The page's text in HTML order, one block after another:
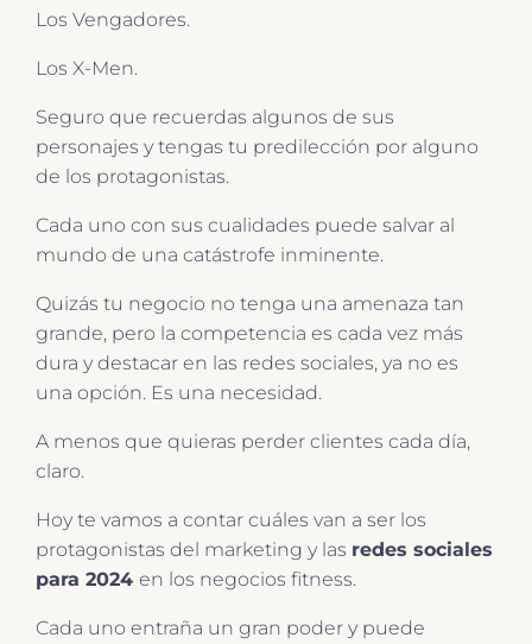
Los Vengadores.
Los X-Men.
Seguro que recuerdas algunos de sus
personajes y tengas tu predilección por alguno
de los protagonistas.
Cada uno con sus cualidades puede salvar al
mundo de una catástrofe inminente.
Quizás tu negocio no tenga una amenaza tan
grande, pero la competencia es cada vez más
dura y destacar en las redes sociales, ya no es
una opción. Es una necesidad.
A menos que quieras perder clientes cada día,
claro.
Hoy te vamos a contar cuáles van a ser los
protagonistas del marketing y las redes sociales
para 2024 en los negocios fitness.
Cada uno entraña un gran poder y puede